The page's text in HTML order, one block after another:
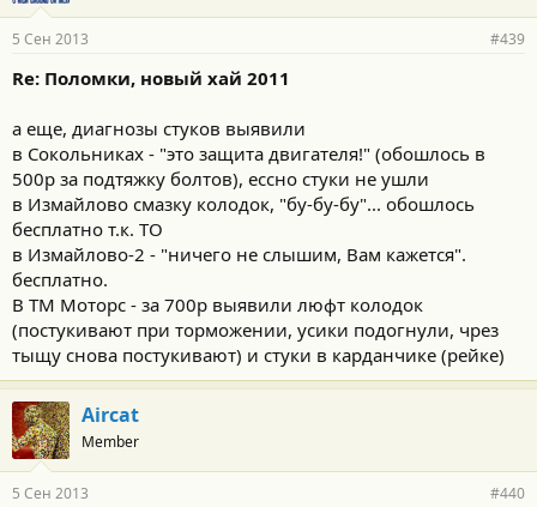
5 Сен 2013 #439
Re: Поломки, новый хай 2011
а еще, диагнозы стуков выявили
в Сокольниках - "это защита двигателя!" (обошлось в
500р за подтяжку болтов), ессно стуки не ушли
в Измайлово смазку колодок, "бу-бу-бу"... обошлось
бесплатно т.к. ТО
в Измайлово-2 - "ничего не слышим, Вам кажется".
бесплатно.
В ТМ Моторс - за 700р выявили люфт колодок
(постукивают при торможении, усики подогнули, чрез
тыщу снова постукивают) и стуки в карданчике (рейке)
Aircat
Member
5 Сен 2013 #440